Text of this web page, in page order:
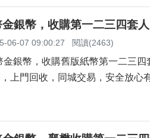
銀幣，收購第一二三四套
06-07 09:00:27 閱讀(2463)
幣，收購舊版紙幣第一二三四
上門回收，同城交易，安